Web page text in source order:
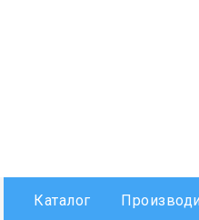
Каталог